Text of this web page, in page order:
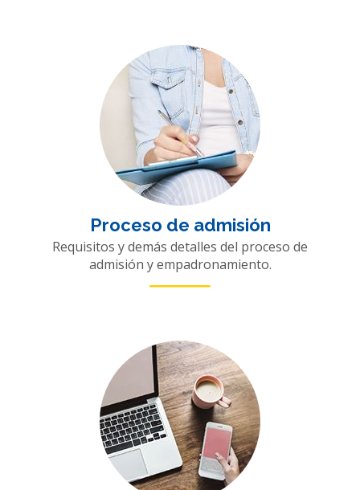
Proceso de admisión
Requisitos y demás detalles del proceso de
admisión y empadronamiento.